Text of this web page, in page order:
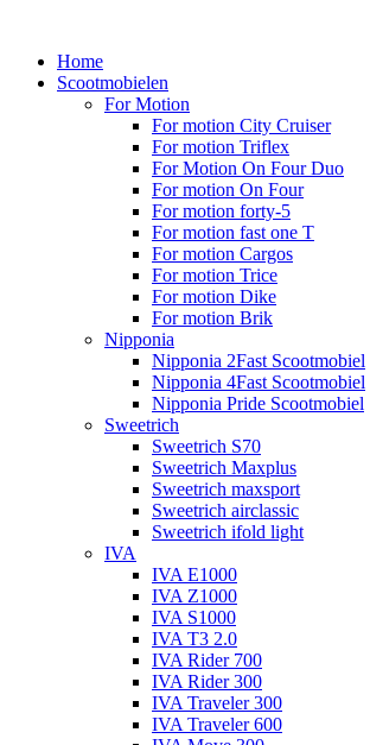
Home
Scootmobielen
For Motion
For motion City Cruiser
For motion Triflex
For Motion On Four Duo
For motion On Four
For motion forty-5
For motion fast one T
For motion Cargos
For motion Trice
For motion Dike
For motion Brik
Nipponia
Nipponia 2Fast Scootmobiel
Nipponia 4Fast Scootmobiel
Nipponia Pride Scootmobiel
Sweetrich
Sweetrich S70
Sweetrich Maxplus
Sweetrich maxsport
Sweetrich airclassic
Sweetrich ifold light
IVA
IVA E1000
IVA Z1000
IVA S1000
IVA T3 2.0
IVA Rider 700
IVA Rider 300
IVA Traveler 300
IVA Traveler 600